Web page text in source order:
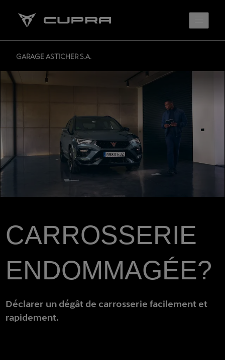
GARAGE ASTICHER S.A.
CARROSSERIE
ENDOMMAGÉE?
Déclarer un dégât de carrosserie facilement et
rapidement.